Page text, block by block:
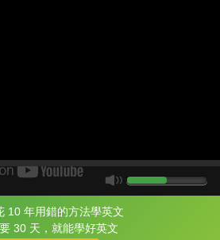
10 年用錯的方法學英文
30 天，就能學好英文
片尾有
攻其不背